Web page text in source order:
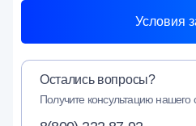
Условия
Остались вопросы?
Получите консультацию нашего